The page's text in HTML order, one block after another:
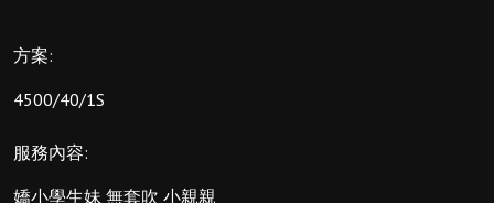
方案:
4500/40/1S
服務內容:
嬌小學生妹 無套吹 小親親